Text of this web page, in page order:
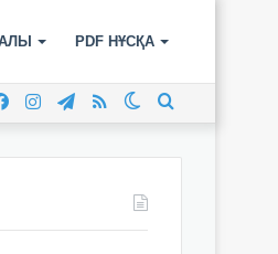
PDF НҰСҚА
Switch
RSS
Telegram
Instagram
Facebook